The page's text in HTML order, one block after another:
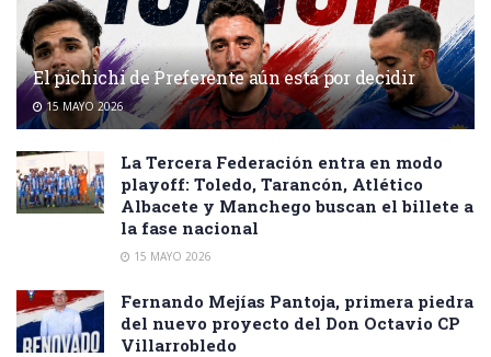
El pichichi de Preferente aún está por decidir
15 MAYO 2026
La Tercera Federación entra en modo
playoff: Toledo, Tarancón, Atlético
Albacete y Manchego buscan el billete a
la fase nacional
15 MAYO 2026
Fernando Mejías Pantoja, primera piedra
del nuevo proyecto del Don Octavio CP
Villarrobledo